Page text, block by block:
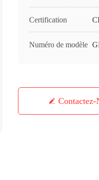
Certification
Numéro de modèle
Contactez-